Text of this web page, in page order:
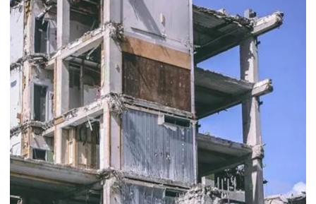
Inspeção predial com drone
Inspeção predial preço
Inspeção predial residencial
Inspeção predial total
Inspeção e vistoria predial
Laudo de avaliação de aluguel
Laudo de avaliação estrutural
Laudo de avaliação de imóvel